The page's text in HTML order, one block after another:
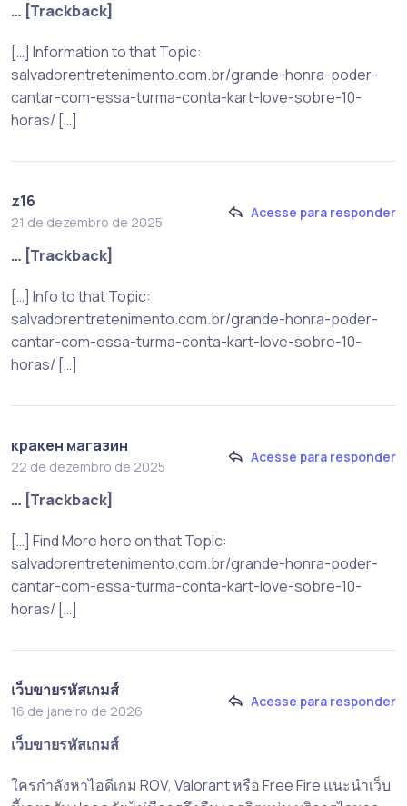
… [Trackback]
[…] Information to that Topic:
salvadorentretenimento.com.br/grande-honra-poder-
cantar-com-essa-turma-conta-kart-love-sobre-10-
horas/ […]
z16
21 de dezembro de 2025
Acesse para responder
… [Trackback]
[…] Info to that Topic:
salvadorentretenimento.com.br/grande-honra-poder-
cantar-com-essa-turma-conta-kart-love-sobre-10-
horas/ […]
кракен магазин
22 de dezembro de 2025
Acesse para responder
… [Trackback]
[…] Find More here on that Topic:
salvadorentretenimento.com.br/grande-honra-poder-
cantar-com-essa-turma-conta-kart-love-sobre-10-
horas/ […]
เว็บขายรหัสเกมส์
16 de janeiro de 2026
Acesse para responder
เว็บขายรหัสเกมส์
ใครกำลังหาไอดีเกม ROV, Valorant หรือ Free Fire แนะนำเว็บ